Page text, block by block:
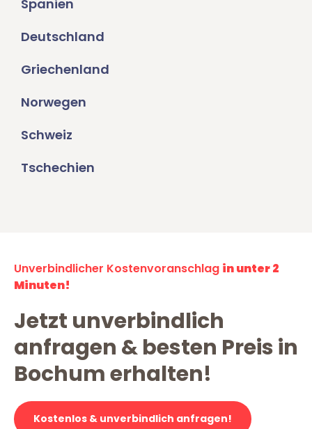
Spanien
Deutschland
Griechenland
Norwegen
Schweiz
Tschechien
Unverbindlicher Kostenvoranschlag in unter 2
Minuten!
Jetzt unverbindlich
anfragen & besten Preis in
Bochum erhalten!
Kostenlos & unverbindlich anfragen!